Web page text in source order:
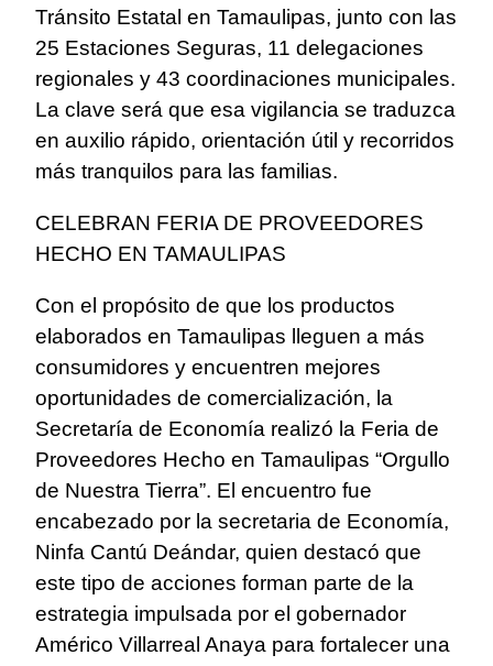
Tránsito Estatal en Tamaulipas, junto con las
25 Estaciones Seguras, 11 delegaciones
regionales y 43 coordinaciones municipales.
La clave será que esa vigilancia se traduzca
en auxilio rápido, orientación útil y recorridos
más tranquilos para las familias.
CELEBRAN FERIA DE PROVEEDORES
HECHO EN TAMAULIPAS
Con el propósito de que los productos
elaborados en Tamaulipas lleguen a más
consumidores y encuentren mejores
oportunidades de comercialización, la
Secretaría de Economía realizó la Feria de
Proveedores Hecho en Tamaulipas “Orgullo
de Nuestra Tierra”. El encuentro fue
encabezado por la secretaria de Economía,
Ninfa Cantú Deándar, quien destacó que
este tipo de acciones forman parte de la
estrategia impulsada por el gobernador
Américo Villarreal Anaya para fortalecer una